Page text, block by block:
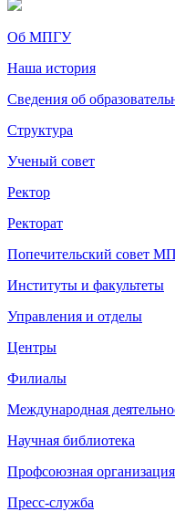
Об МПГУ
Наша история
Сведения об
Структура
Ученый совет
Ректор
Ректорат
Попечительский совет
Институты и факультеты
Управления и отделы
Центры
Филиалы
Международная
Научная библиотека
Профсоюзная организация
Пресс-служба